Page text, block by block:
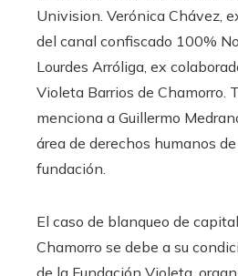
Univision. Verónica Chávez,
del canal confiscado 100%
Lourdes Arróliga, ex
Violeta Barrios de Chamorro.
menciona a Guillermo
área de derechos humanos
fundación.
El caso de blanqueo de
Chamorro se debe a su
de la Fundación Violeta,